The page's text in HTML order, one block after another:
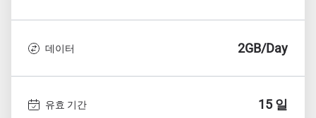
데이터 2GB/Day
유효 기간 15 일